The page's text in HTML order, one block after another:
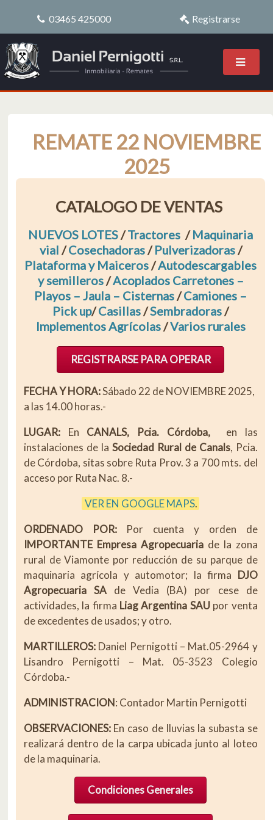
03465 425000 Registrarse
REMATE 22 NOVIEMBRE
2025
CATALOGO DE VENTAS
NUEVOS LOTES/Tractores /Maquinaria
vial /Cosechadoras/Pulverizadoras/
Plataforma y Maiceros/Autodescargables
y semilleros/Acoplados Carretones –
Playos – Jaula – Cisternas/Camiones –
Pick up/Casillas/Sembradoras/
Implementos Agrícolas/Varios rurales
REGISTRARSE PARA OPERAR
FECHA Y HORA:Sábado 22 de NOVIEMBRE 2025,
a las 14.00 horas.-
LUGAR: En CANALS, Pcia. Córdoba,
en las
instalaciones de la Sociedad Rural de Canals, Pcia.
de Córdoba, sitas sobre Ruta Prov. 3 a 700 mts. del
acceso por Ruta Nac. 8.-
VER EN GOOGLE MAPS.
ORDENADO POR: Por cuenta y orden de
IMPORTANTE Empresa Agropecuaria de la zona
rural de Viamonte por reducción de su parque de
maquinaria agrícola y automotor; la firma DJO
Agropecuaria SAde Vedia (BA) por cese de
actividades, la firma Liag Argentina SAUpor venta
de excedentes de usados; y otro.
MARTILLEROS: Daniel Pernigotti – Mat.05-2964 y
Lisandro Pernigotti – Mat. 05-3523 Colegio
Córdoba.-
ADMINISTRACION: Contador Martin Pernigotti
OBSERVACIONES:En caso de lluvias la subasta se
realizará dentro de la carpa ubicada junto al loteo
de la maquinaria.
Condiciones Generales